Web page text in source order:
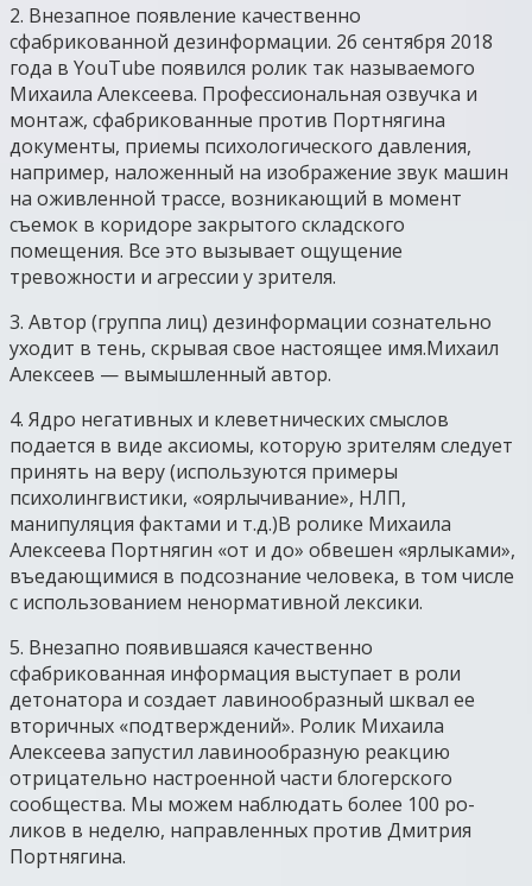
2. Внезапное появление качественно
сфабрикованной дезинформации. 26 сентября 2018
года в YouTube появился ролик так называемого
Михаила Алексеева. Профессиональная озвучка и
монтаж, сфабрикованные против Портнягина
документы, приемы психологического давления,
например, наложенный на изображение звук машин
на оживленной трассе, возникающий в момент
съемок в коридоре закрытого складского
помещения. Все это вызывает ощущение
тревожности и агрессии у зрителя.
3. Автор (группа лиц) дезинформации сознательно
уходит в тень, скрывая свое настоящее имя.Михаил
Алексеев — вымышленный автор.
4. Ядро негативных и клеветнических смыслов
подается в виде аксиомы, которую зрителям следует
принять на веру (используются примеры
психолингвистики, «оярлычивание», НЛП,
манипуляция фактами и т.д.)В ролике Михаила
Алексеева Портнягин «от и до» обвешен «ярлыками»,
въедающимися в подсознание человека, в том числе
с использованием ненормативной лексики.
5. Внезапно появившаяся качественно
сфабрикованная информация выступает в роли
детонатора и создает лавинообразный шквал ее
вторичных «подтверждений». Ролик Михаила
Алексеева запустил лавинообразную реакцию
отрицательно настроенной части блогерского
сообщества. Мы можем наблюдать более 100 ро-
ликов в неделю, направленных против Дмитрия
Портнягина.